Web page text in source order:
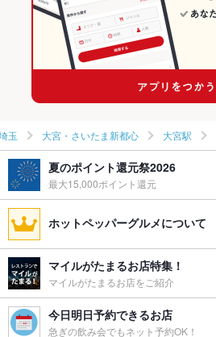
玉 大宮・さいたま新都心 大宮駅
夏のポイント還元祭2026
最大15,000ポイント還元
ホットペッパーグルメについて
マイルがたまるお店特集！
マイルがたまるお店をご紹介
今日明日予約できるお店
急ぎの飲み会でもネット予約OK！